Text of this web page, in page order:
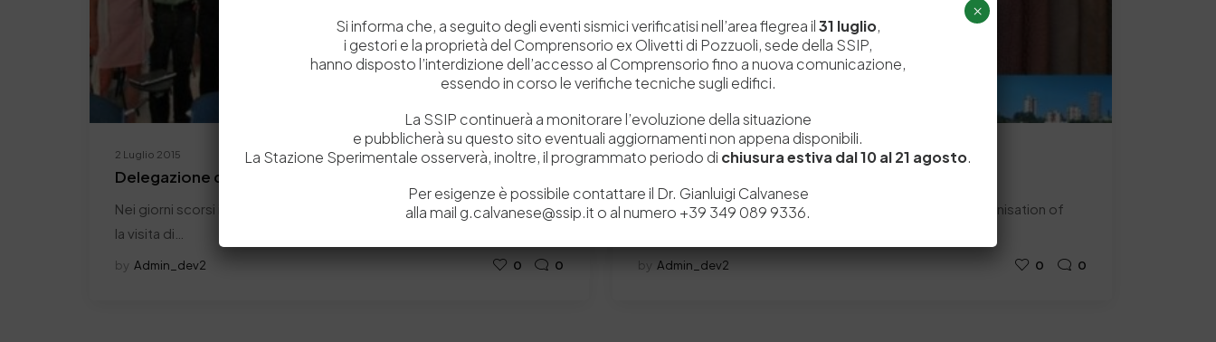
2 Luglio 2015
Delegazione del Sudafrica visita il Distretto della Pelle
Nei giorni scorsi il distretto della pelle della nostra provincia ha ricevuto
la visita di…
by Admin_dev2 0 0
2 Luglio 2015
ABQTIC is the association currently in charge of the organisation of
by Admin_dev2 0 0
Si informa che, a seguito degli eventi sismici verificatisi nell’area flegrea il31 luglio,
i gestori e la proprietà del Comprensorio ex Olivetti di Pozzuoli, sede della SSIP,
hanno disposto l’interdizione dell’accesso al Comprensorio fino a nuova comunicazione,
essendo in corso le verifiche tecniche sugli edifici.
La SSIP continuerà a monitorare l’evoluzione della situazione
e pubblicherà su questo sito eventuali aggiornamenti non appena disponibili.
La Stazione Sperimentale osserverà, inoltre, il programmato periodo di chiusura estiva dal 10 al 21 agosto.
Per esigenze è possibile contattare il Dr. Gianluigi Calvanese
alla mail g.calvanese@ssip.it o al numero +39 349 089 9336.
×